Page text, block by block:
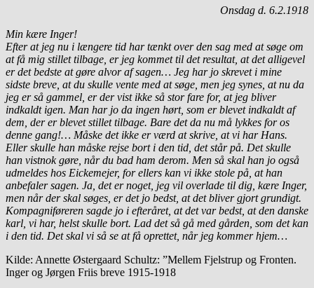
Onsdag d. 6.2.1918
Min kære Inger!
Efter at jeg nu i længere tid har tænkt over den sag med at søge om
at få mig stillet tilbage, er jeg kommet til det resultat, at det alligevel
er det bedste at gøre alvor af sagen… Jeg har jo skrevet i mine
sidste breve, at du skulle vente med at søge, men jeg synes, at nu da
jeg er så gammel, er der vist ikke så stor fare for, at jeg bliver
indkaldt igen. Man har jo da ingen hørt, som er blevet indkaldt af
dem, der er blevet stillet tilbage. Bare det da nu må lykkes for os
denne gang!… Måske det ikke er værd at skrive, at vi har Hans.
Eller skulle han måske rejse bort i den tid, det står på. Det skulle
han vistnok gøre, når du bad ham derom. Men så skal han jo også
udmeldes hos Eickemejer, for ellers kan vi ikke stole på, at han
anbefaler sagen. Ja, det er noget, jeg vil overlade til dig, kære Inger,
men når der skal søges, er det jo bedst, at det bliver gjort grundigt.
Kompagniføreren sagde jo i efteråret, at det var bedst, at den danske
karl, vi har, helst skulle bort. Lad det så gå med gården, som det kan
i den tid. Det skal vi så se at få oprettet, når jeg kommer hjem…
Kilde: Annette Østergaard Schultz: ”Mellem Fjelstrup og Fronten.
Inger og Jørgen Friis breve 1915-1918